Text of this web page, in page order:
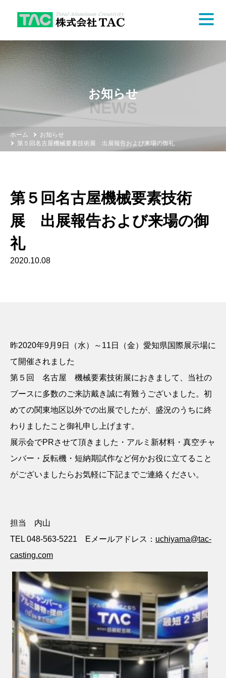
お知らせ
NEWS
ホーム
お知らせ
第５回名古屋機械要素技術展 出展報告および来場の御礼
第５回名古屋機械要素技術
展 出展報告および来場の御
礼
2020.10.08
昨2020年9月 9日（水）～ 11 日（金）愛知県国際展示場に
て開催されました
第５回 名古屋 機械要素技術展におきまして、当社の
ブースに多数のご来訪戴き誠に有難うございました。初
めての関東地区以外での出展でしたが、盛況のうちに終
わりましたこと御礼申し上げます。
展示会でPRさせて頂きました・アルミ新材料・真空チャ
ンバー・反転機・短納期試作など何かお役に立てること
がございましたらお気軽に下記までご連絡ください。
担当 内山
TEL 048-563-5221
E メールアドレス： uchiyama@tac-
casting.com